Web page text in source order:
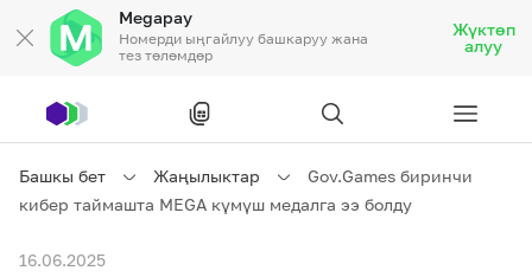
Megapay
Номерди ыңгайлуу башкаруу жана
тез төлөмдөр
Жүктөп
алуу
Башкы бет Жаңылыктар
Gov.Games биринчи
кибер таймашта MEGA күмүш медалга ээ болду
16.06.2025